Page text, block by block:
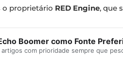
o proprietário RED Engine, que
Boomer como Fonte
com prioridade sempre que